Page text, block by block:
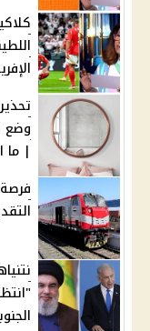
وضع
| ما